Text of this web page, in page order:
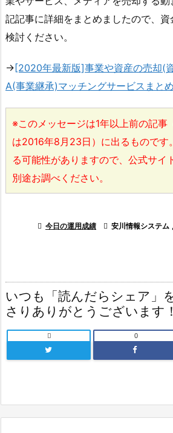
記記事に詳細をまとめましたので、
検討ください。
→ [2020年最新版]事業や資産の売却(
A(事業継承)マッチングサービスまとめ
※このメッセージは1年以上前の記事
は2016年8月23日）に出るものです
る可能性がありますので、公式サイ
別途お調べください。
 今日の運用成績  安川情報システム ,
いつも「読んだらシェア」
さりありがとうございます！
 0